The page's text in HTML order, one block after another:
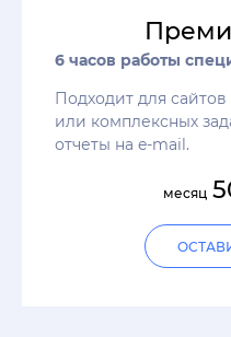
6 часов работы
Подходит для
или комплексных
отчеты на e-mail.
месяц